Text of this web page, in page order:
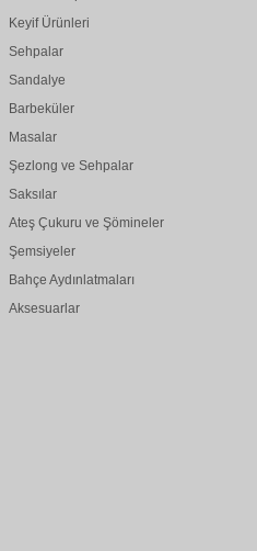
Keyif Ürünleri
Sehpalar
Sandalye
Barbeküler
Masalar
Şezlong ve Sehpalar
Saksılar
Ateş Çukuru ve Şömineler
Şemsiyeler
Bahçe Aydınlatmaları
Aksesuarlar